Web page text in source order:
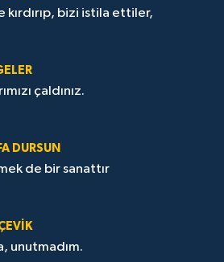
kırdırıp, bizi istila ettiler,
çaldınız.
DURSUN
de bir sanattır
unutmadım.